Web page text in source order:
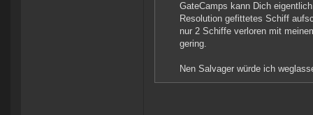
GateCamps kann Dich
Resolution gefittetes Schiff
nur 2 Schiffe verloren mit
gering.
Nen Salvager würde ich